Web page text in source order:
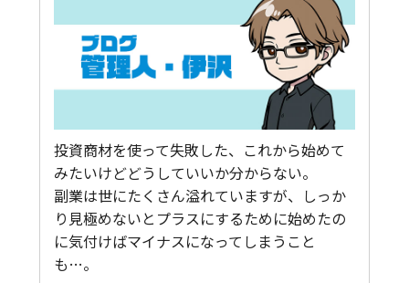
投資商材を使って失敗した、これから始めて
みたいけどどうしていいか分からない。
副業は世にたくさん溢れていますが、しっか
り見極めないとプラスにするために始めたの
に気付けばマイナスになってしまうこと
も…。